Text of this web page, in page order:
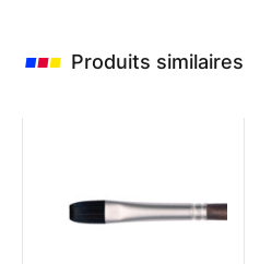
Produits similaires